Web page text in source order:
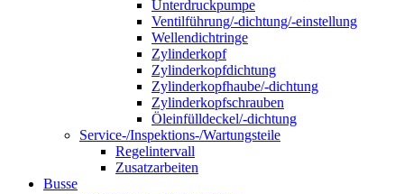
Unterdruckpumpe
Ventilführung/-dichtung/-einstellung
Wellendichtringe
Zylinderkopf
Zylinderkopfdichtung
Zylinderkopfhaube/-dichtung
Zylinderkopfschrauben
Öleinfülldeckel/-dichtung
Service-/Inspektions-/Wartungsteile
Regelintervall
Zusatzarbeiten
Busse